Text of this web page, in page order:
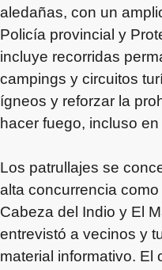
aledañas, con un
Policía provincial y
incluye recorridas
campings y circuitos
ígneos y reforzar la
hacer fuego, incluso
Los patrullajes se
alta concurrencia
Cabeza del Indio y El
entrevistó a vecinos y
material informativo. El